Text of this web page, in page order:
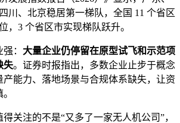
川、北京稳居第一梯队，全国 11 个省区
，3 个省区市实现梯队跃升。
： 大量企业仍停留在原型试飞和示范项
失。证券时报指出，多数企业止步于概念
能力、落地场景与合规体系缺失，让资
关注的不是“又多了一家无人机公司”，